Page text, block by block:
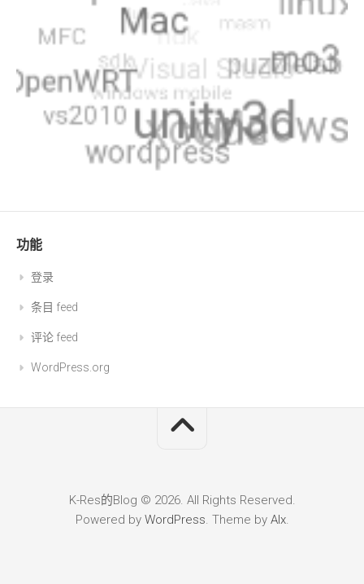
功能
登录
条目 feed
评论 feed
WordPress.org
K-Res的Blog © 2026. All Rights Reserved.
Powered by WordPress. Theme by Alx.